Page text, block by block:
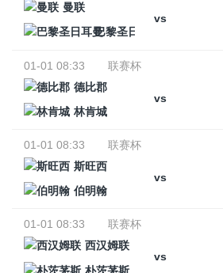
曼联
vs
巴黎圣日耳曼
01-01 08:33
联赛杯
德比郡
vs
林肯城
01-01 08:33
联赛杯
斯旺西
vs
伯明翰
01-01 08:33
联赛杯
西汉姆联
vs
朴茨茅斯